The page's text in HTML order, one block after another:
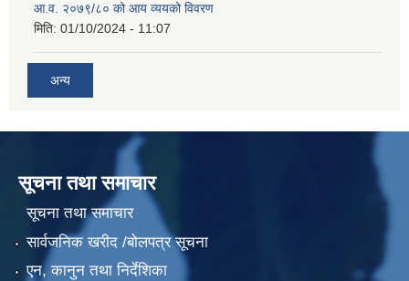
आ.व. २०७९/८० को आय व्ययको विवरण
मिति: 01/10/2024 - 11:07
अन्य
सूचना तथा समाचार
सूचना तथा समाचार
सार्वजनिक खरीद /बोलपत्र सूचना
एन, कानुन तथा निर्देशिका